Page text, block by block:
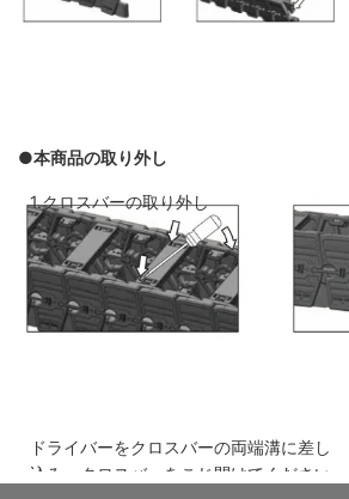
側板のリンクを斜めに前のリンクに差し
込み、はめ込みます
●本商品の取り外し
1.クロスバーの取り外し
ドライバーをクロスバーの両端溝に差し
込み、クロスバーをこじ開けてください